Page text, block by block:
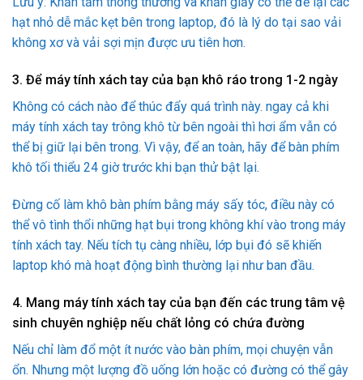
hạt nhỏ dễ mắc kẹt bên trong laptop, đó là lý do tại sao vải
không xơ và vải sợi mịn được ưu tiên hơn.
3. Để máy tính xách tay của bạn khô ráo trong 1-2 ngày
Không có cách nào để thúc đẩy quá trình này. ngay cả khi
máy tính xách tay trông khô từ bên ngoài thì hơi ẩm vẫn có
thể bị giữ lại bên trong. Vì vậy, để an toàn, hãy để bàn phím
khô tối thiểu 24 giờ trước khi bạn thử bật lại.
Đừng cố làm khô bàn phím bằng máy sấy tóc, điều này có
thể vô tình thổi những hạt bụi trong không khí vào trong máy
tính xách tay. Nếu tích tụ càng nhiều, lớp bụi đó sẽ khiến
laptop khó mà hoạt động bình thường lại như ban đầu.
4. Mang máy tính xách tay của bạn đến các trung tâm vệ
sinh chuyên nghiệp nếu chất lỏng có chứa đường
Nếu chỉ làm đổ một ít nước vào bàn phím, mọi chuyện vẫn
ổn. Nhưng một lượng đồ uống lớn hoặc có đường có thể gây